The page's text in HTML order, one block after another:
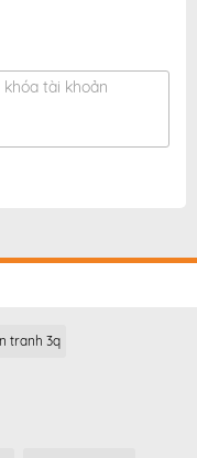
tài khoản
tranh 3q